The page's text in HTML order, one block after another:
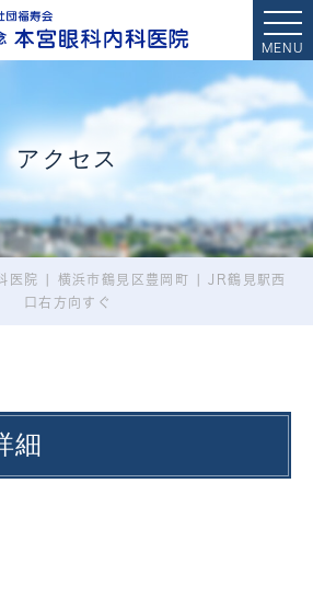
MENU
アクセス
医院 | 横浜市鶴見区豊岡町 | JR鶴見駅西
口右方向すぐ
細